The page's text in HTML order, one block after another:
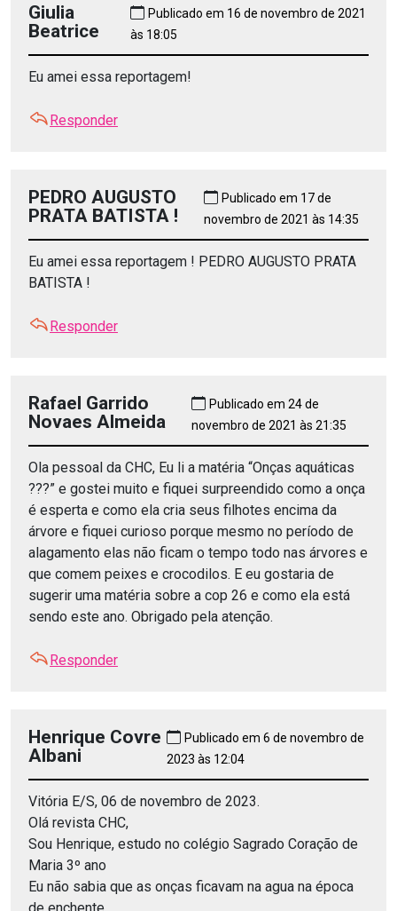
Giulia
Beatrice
Publicado em 16 de novembro de 2021
às 18:05
Eu amei essa reportagem!
Responder
PEDRO AUGUSTO
PRATA BATISTA !
Publicado em 17 de
novembro de 2021 às 14:35
Eu amei essa reportagem ! PEDRO AUGUSTO PRATA
BATISTA !
Responder
Rafael Garrido
Novaes Almeida
Publicado em 24 de
novembro de 2021 às 21:35
Ola pessoal da CHC, Eu li a matéria “Onças aquáticas
???” e gostei muito e fiquei surpreendido como a onça
é esperta e como ela cria seus filhotes encima da
árvore e fiquei curioso porque mesmo no período de
alagamento elas não ficam o tempo todo nas árvores e
que comem peixes e crocodilos. E eu gostaria de
sugerir uma matéria sobre a cop 26 e como ela está
sendo este ano. Obrigado pela atenção.
Responder
Henrique Covre
Albani
Publicado em 6 de novembro de
2023 às 12:04
Vitória E/S, 06 de novembro de 2023.
Olá revista CHC,
Sou Henrique, estudo no colégio Sagrado Coração de
Maria 3º ano
Eu não sabia que as onças ficavam na agua na época